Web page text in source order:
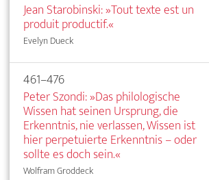
Jean Starobinski: »Tout texte est un
produit productif.«
Evelyn Dueck
461–476
Peter Szondi: »Das philologische
Wissen hat seinen Ursprung, die
Erkenntnis, nie verlassen, Wissen ist
hier perpetuierte Erkenntnis – oder
sollte es doch sein.«
Wolfram Groddeck